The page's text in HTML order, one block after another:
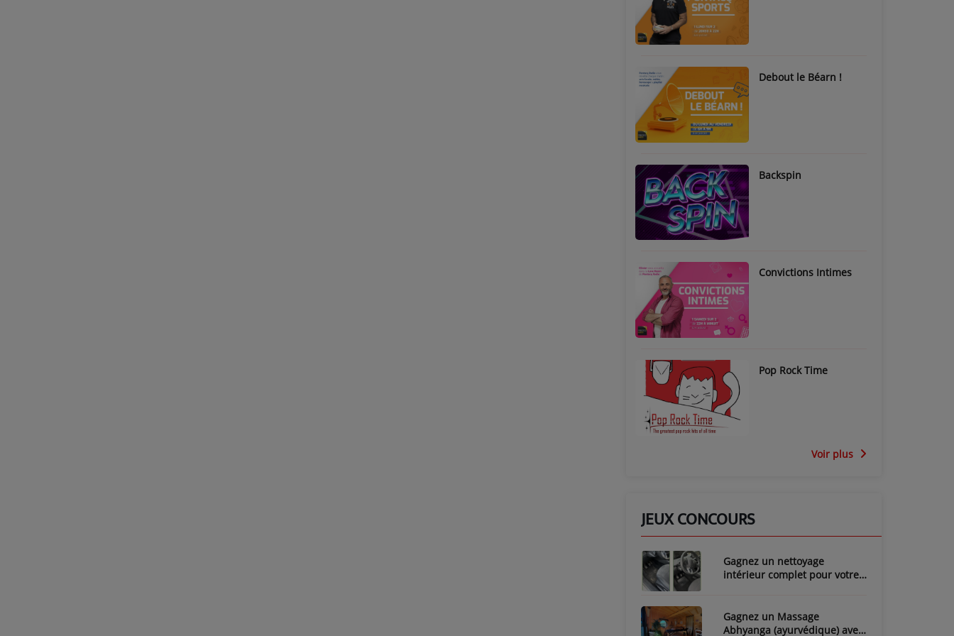
Debout le Béarn !
Backspin
Convictions Intimes
Pop Rock Time
Voir plus
JEUX CONCOURS
Gagnez un nettoyage
intérieur complet pour votre
Gagnez un Massage
Abhyanga (ayurvédique) avec